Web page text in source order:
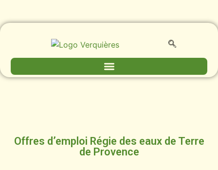
Offres d’emploi Régie des eaux de Terre
de Provence